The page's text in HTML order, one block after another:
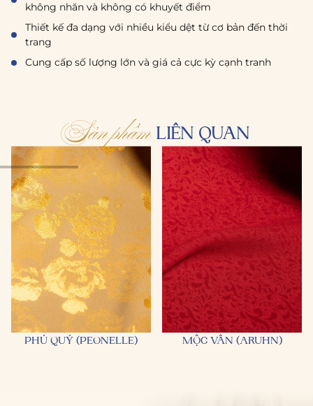
không nhăn và không có khuyết điểm
Thiết kế đa dạng với nhiều kiểu dệt từ cơ bản đến thời
trang
Cung cấp số lượng lớn và giá cả cực kỳ cạnh tranh
Sản phẩmLIÊN QUAN
PHÚ QUÝ (PEONELLE) MỘC VÂN (ARUHN)